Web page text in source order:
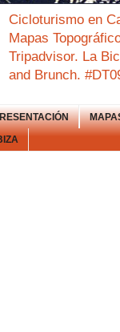
Cicloturismo en
Mapas
Tripadvisor. La
and Brunch.